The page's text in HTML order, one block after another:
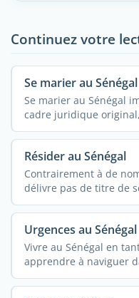
Continuez votre
Se marier au Sénégal
Se marier au Sénégal
cadre juridique
Résider au Sénégal
Contrairement à de
délivre pas de titre de
Urgences au Sénégal
Vivre au Sénégal en
apprendre à naviguer